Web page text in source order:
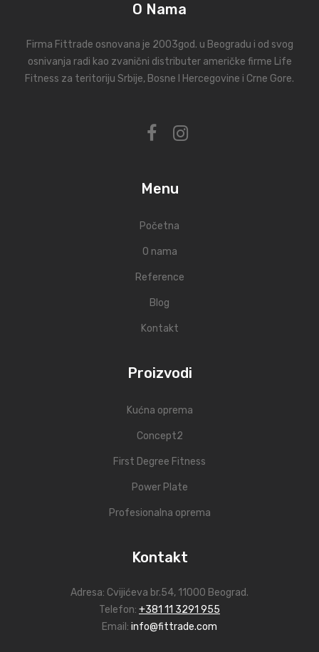
O Nama
Firma Fittrade osnovana je 2003god. u Beogradu i od svog
osnivanja radi kao zvanični distributer američke firme Life
Fitness za teritoriju Srbije, Bosne I Hercegovine i Crne Gore.
Menu
Početna
O nama
Reference
Blog
Kontakt
Proizvodi
Kućna oprema
Concept2
First Degree Fitness
Power Plate
Profesionalna oprema
Kontakt
Adresa: Cvijićeva br.54, 11000 Beograd.
Telefon: +381 11 3291 955
Email: info@fittrade.com